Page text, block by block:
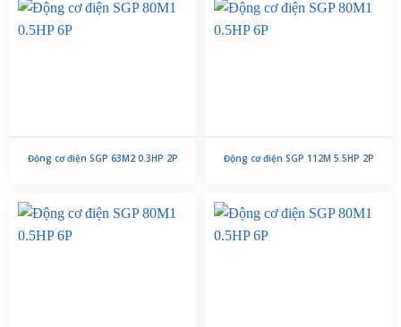
Động cơ điện SGP 63M2 0.3HP 2P Động cơ điện SGP 112M 5.5HP 2P